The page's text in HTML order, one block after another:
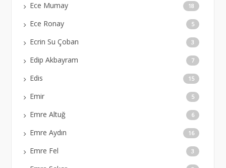
Ece Mumay 18
Ece Ronay 5
Ecrin Su Çoban 3
Edip Akbayram 7
Edis 15
Emir 5
Emre Altuğ 6
Emre Aydın 16
Emre Fel 3